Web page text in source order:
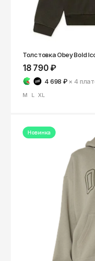
Толстовка Obey Bold
18 790 ₽
4 698 ₽ × 4
M L XL
Новинка